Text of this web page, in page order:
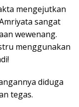
mengejutkan
sangat
wewenang.
menggunakan
diduga
tegas.